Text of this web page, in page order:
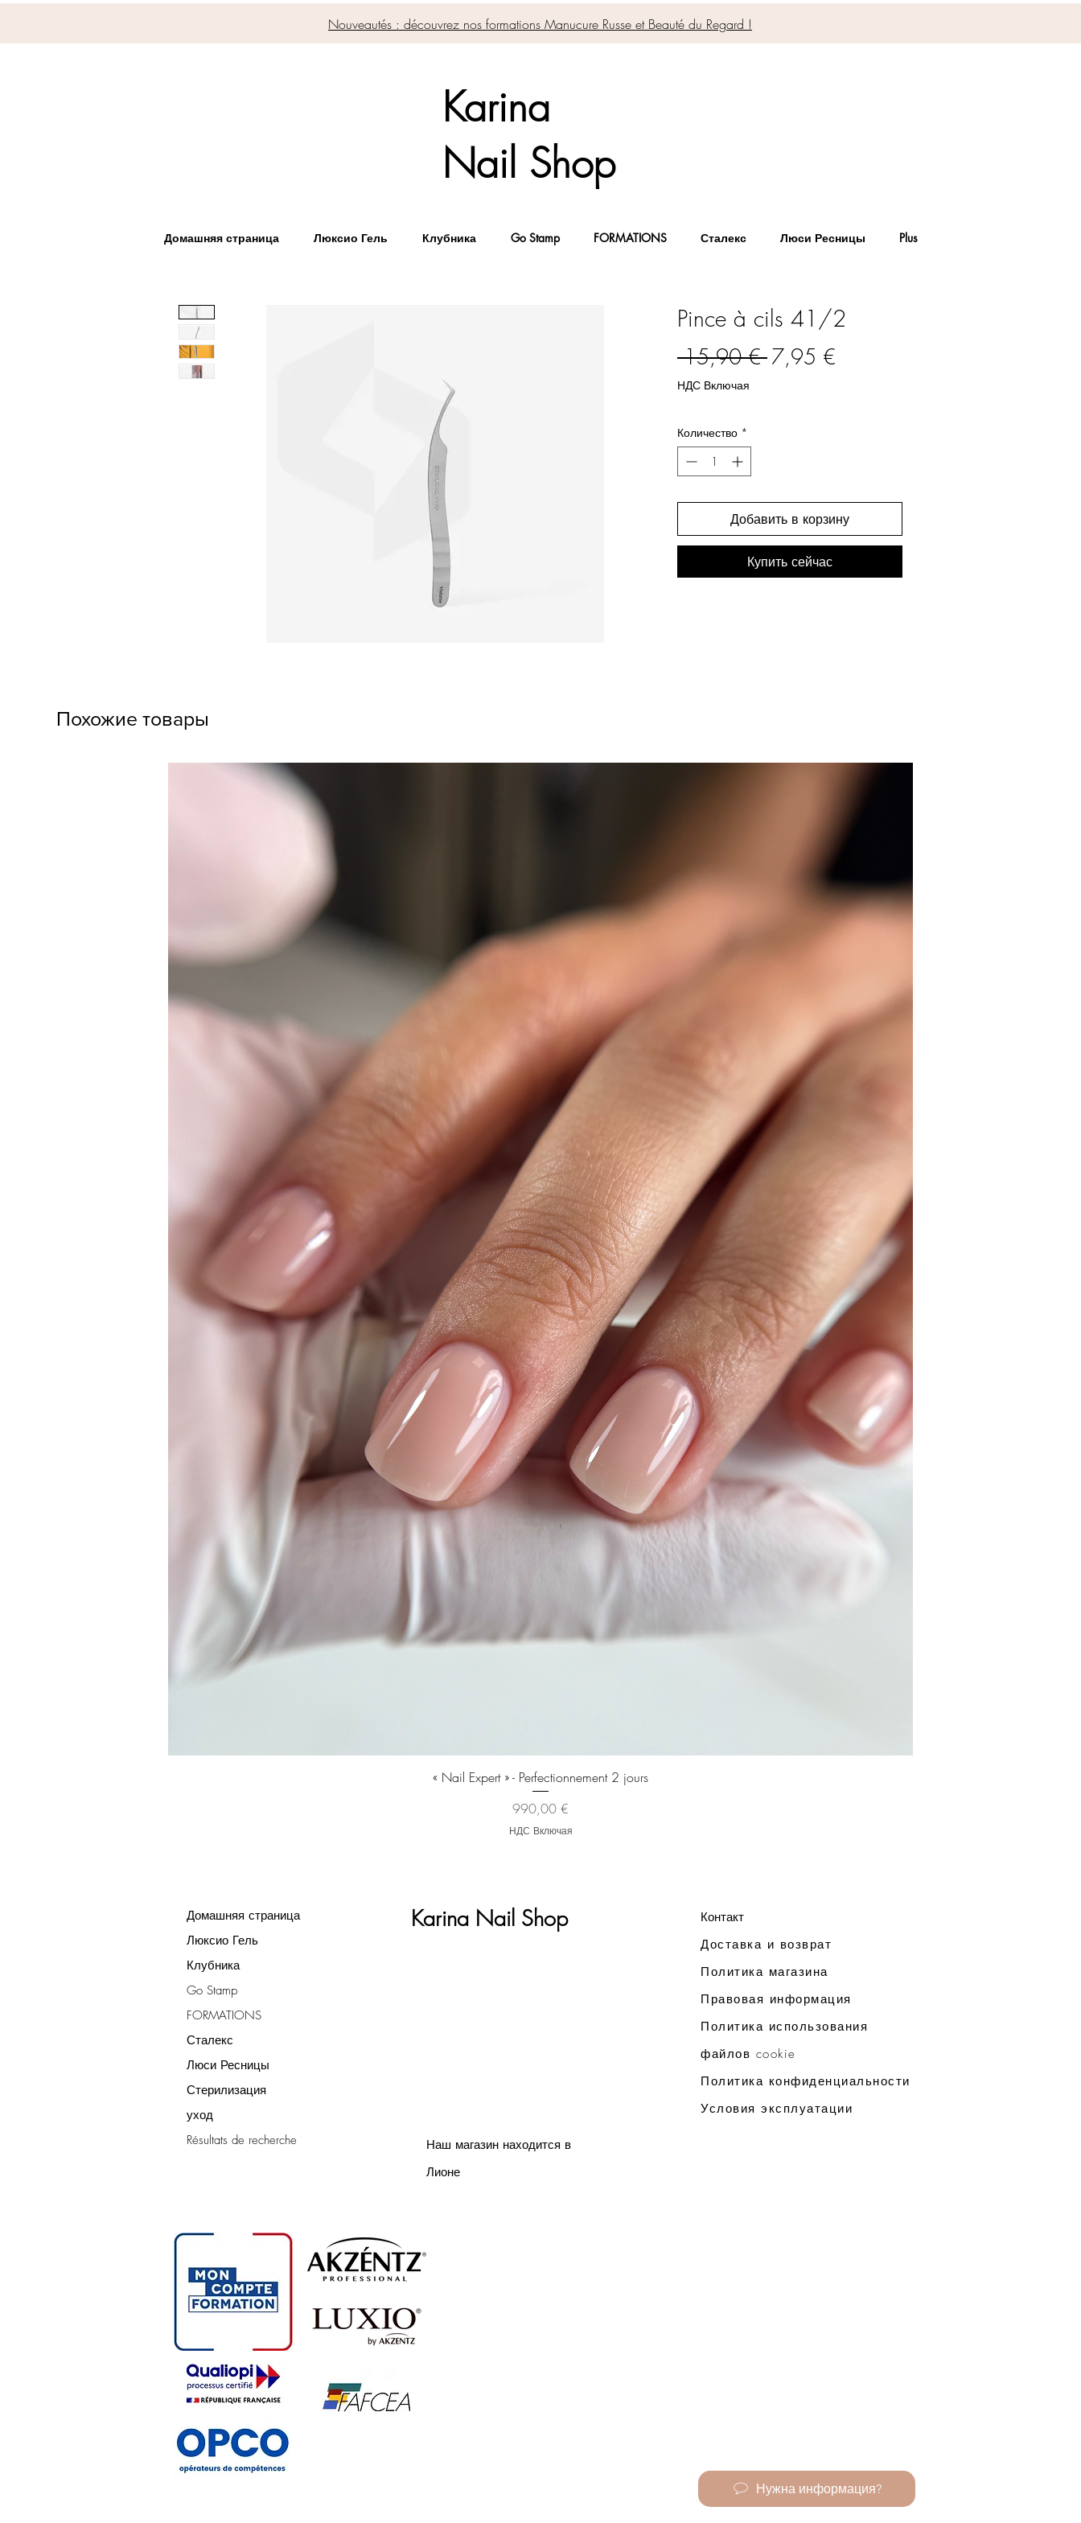
Nouveautés : découvrez nos formations Manucure Russe et Beauté du Regard !
Karina
Nail Shop
Домашняя страница Люксио Гель Клубника Go Stamp FORMATIONS Сталекс Люси Ресницы Plus
Pince à cils 41/2
15,90 € Обычная
7,95 €
НДС Включая
Количество *
Добавить в корзину
Купить сейчас
Похожие товары
Быстрый просмотр
« Nail Expert » - Perfectionnement 2 jours
Цена
990,00 €
НДС Включая
Домашняя страница
Люксио Гель
Клубника
Go Stamp
FORMATIONS
Сталекс
Люси Ресницы
Стерилизация
уход
Résultats de recherche
Karina Nail Shop
Наш магазин находится в
Лионе
Контакт
Доставка и возврат
Политика магазина
Правовая информация
Политика использования
файлов cookie
Политика конфиденциальности
Условия эксплуатации
Нужна информация?